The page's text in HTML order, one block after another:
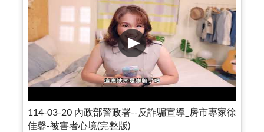
114-03-20 內政部警政署--反詐騙宣導_房市專家徐
佳馨-被害者心境(完整版)